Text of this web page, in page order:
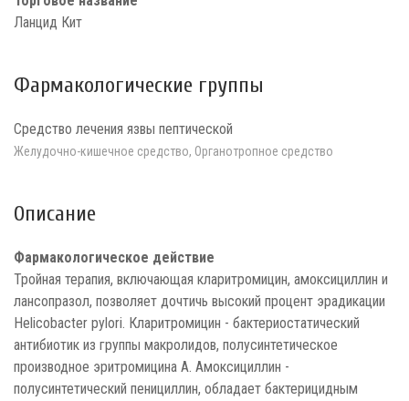
Ланцид Кит
Фармакологические группы
Средство лечения язвы пептической
Желудочно-кишечное средство, Органотропное средство
Описание
Фармакологическое действие
Тройная терапия, включающая кларитромицин, амоксициллин и
лансопразол, позволяет дочтичь высокий процент эрадикации
Helicobacter pylori. Кларитромицин - бактериостатический
антибиотик из группы макролидов, полусинтетическое
производное эритромицина А. Амоксициллин -
полусинтетический пенициллин, обладает бактерицидным